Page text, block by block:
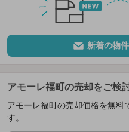
新着の物
アモーレ福町の売却をご検
アモーレ福町の売却価格を無料
す。